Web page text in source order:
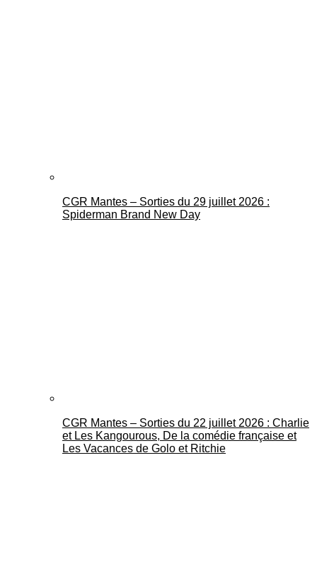
CGR Mantes – Sorties du 29 juillet 2026 :
Spiderman Brand New Day
CGR Mantes – Sorties du 22 juillet 2026 : Charlie
et Les Kangourous, De la comédie française et
Les Vacances de Golo et Ritchie